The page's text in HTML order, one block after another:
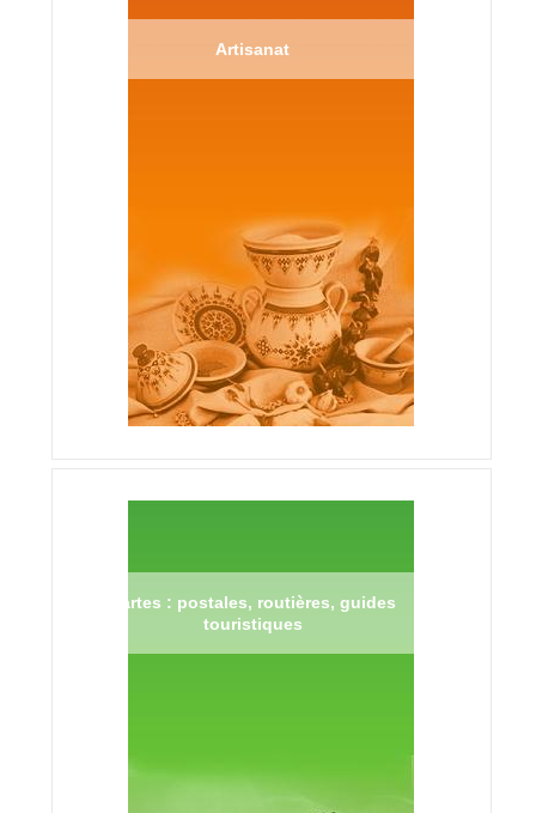
Artisanat
Cartes : postales, routières, guides
touristiques